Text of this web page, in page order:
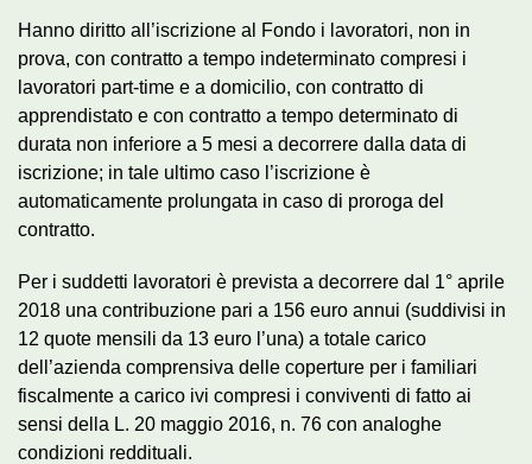
Hanno diritto all’iscrizione al Fondo i lavoratori, non in
prova, con contratto a tempo indeterminato compresi i
lavoratori part-time e a domicilio, con contratto di
apprendistato e con contratto a tempo determinato di
durata non inferiore a 5 mesi a decorrere dalla data di
iscrizione; in tale ultimo caso l’iscrizione è
automaticamente prolungata in caso di proroga del
contratto.
Per i suddetti lavoratori è prevista a decorrere dal 1° aprile
2018 una contribuzione pari a 156 euro annui (suddivisi in
12 quote mensili da 13 euro l’una) a totale carico
dell’azienda comprensiva delle coperture per i familiari
fiscalmente a carico ivi compresi i conviventi di fatto ai
sensi della L. 20 maggio 2016, n. 76 con analoghe
condizioni reddituali.